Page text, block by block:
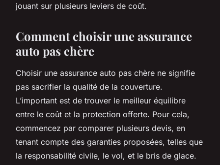
jouant sur plusieurs leviers de coût.
Comment choisir une assurance
auto pas chère
Choisir une assurance auto pas chère ne signifie
pas sacrifier la qualité de la couverture.
L’important est de trouver le meilleur équilibre
entre le coût et la protection offerte. Pour cela,
commencez par comparer plusieurs devis, en
tenant compte des garanties proposées, telles que
la responsabilité civile, le vol, et le bris de glace.